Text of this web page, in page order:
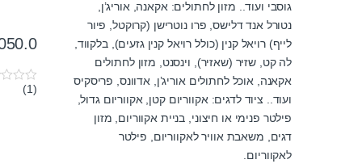
0(1)
גוסבי ועוד.. מזון לחתולים: אקאנה, אוריג’ן,
נטורל אנד דלישס, פרו נוטרישן (קרוקטל, פיור
לייף) רויאל קנין (כולל רויאל קנין גזעים), בלקווד,
לה קט, שזיר (שאזיר), וינסנט, מזון לחתולים
אקאנה, אוכל לחתולים אוריג’ן, אדוונס, פריסקיס
ועוד.. ציוד לדגים: אקווריום קטן, אקווריום גדול,
פילטר פנימי או חיצוני, בניית אקווריום, מזון
דגים, משאבת אוויר לאקווריום, פילטר
לאקווריום.